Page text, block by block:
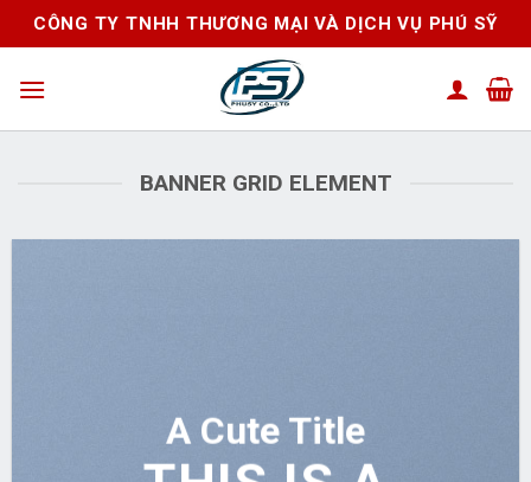
Skip
to
CÔNG TY TNHH THƯƠNG MẠI VÀ DỊCH VỤ PHÚ SỸ
BANNER GRID ELEMENT
A Cute Title